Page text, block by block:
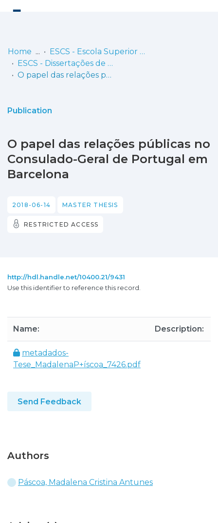
Communities
Statistics
Home
ESCS - Escola Superior de Comunicação Social
ESCS - Dissertações de Mestrado
O papel das relações públicas no Consulado-Geral de Portugal em Barcelona
Publication
O papel das relações públicas no
Consulado-Geral de Portugal em
Barcelona
2018-06-14 MASTER THESIS
RESTRICTED ACCESS
http://hdl.handle.net/10400.21/9431
Use this identifier to reference this record.
Name: Description:
metadados-
Tese_MadalenaP+íscoa_7426.pdf
Send Feedback
Authors
Páscoa, Madalena Cristina Antunes